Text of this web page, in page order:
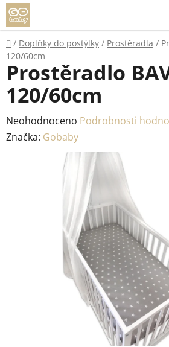
Přejít
na
obsah
Domů
/ Doplňky do postýlky / Prostěradla /
120/60cm
Prostěradlo
120/60cm
Průměrné
hodnocení
Neohodnoceno Podrobnosti
Značka: Gobaby